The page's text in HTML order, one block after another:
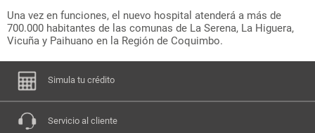
Una vez en funciones, el nuevo hospital atenderá a más de
700.000 habitantes de las comunas de La Serena, La Higuera,
Vicuña y Paihuano en la Región de Coquimbo.
Simula tu crédito
Servicio al cliente